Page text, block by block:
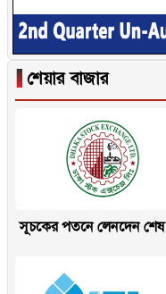
▐ শেয়ার বাজার
সূচকের পতনে লেনদেন শেষ